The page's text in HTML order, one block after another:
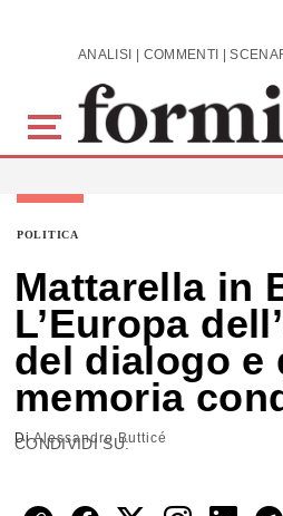
Skip to main content
POLITICA
Mattarella in
L’Europa
del dialogo e
memoria
DiAlessandro Butticé
CONDIVIDI SU: